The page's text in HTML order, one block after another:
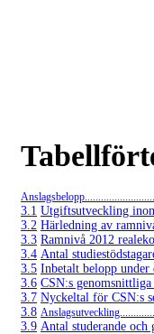
3.1 Utgiftsutveckling
3.2 Härledning av
3.3 Ramnivå 2012
3.4 Antal
3.5 Inbetalt belopp under
3.6 CSN:s
3.7 Nyckeltal för CSN:s
3.8
3.9 Antal studerande